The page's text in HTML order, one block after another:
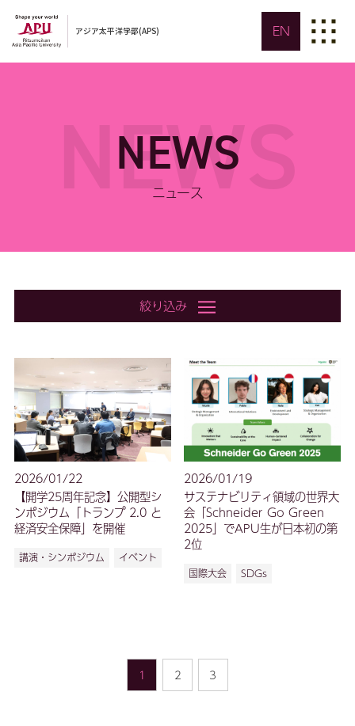
アジア太平洋学部(APS) EN
NEWS
NEWS
ニュース
絞り込み
2026/01/22
【開学25周年記念】公開型シ
ンポジウム「トランプ 2.0 と
経済安全保障」を開催
講演・シンポジウム イベント
2026/01/19
サステナビリティ領域の世界大
会「Schneider Go Green
2025」でAPU生が日本初の第
2位
国際大会 SDGs
1 2 3